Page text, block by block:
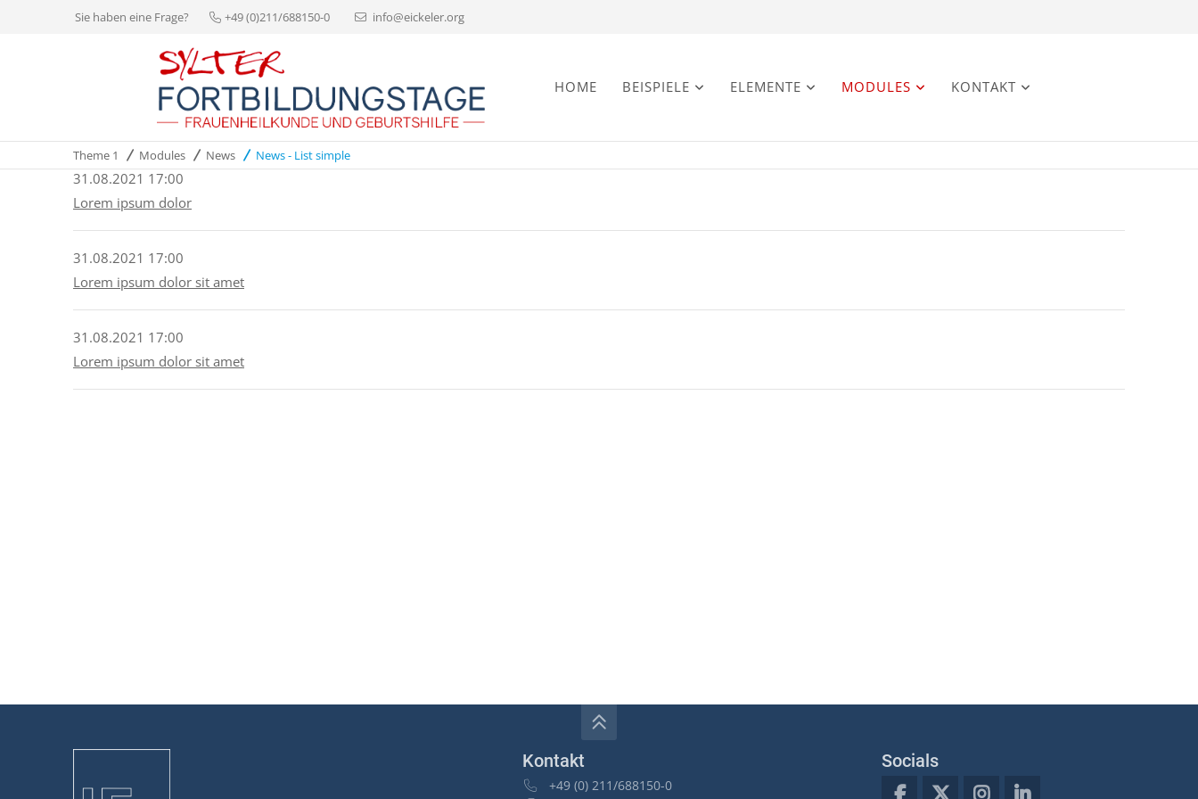
Sie haben eine Frage? +49 (0)211/688150-0 info@eickeler.org
Navigation
überspringen
HOME BEISPIELE ELEMENTE MODULES KONTAKT
Theme 1 Modules News News - List simple
31.08.2021 17:00
Lorem ipsum dolor
31.08.2021 17:00
Lorem ipsum dolor sit amet
31.08.2021 17:00
Lorem ipsum dolor sit amet
Kontakt
+49 (0) 211/688150-0
Socials